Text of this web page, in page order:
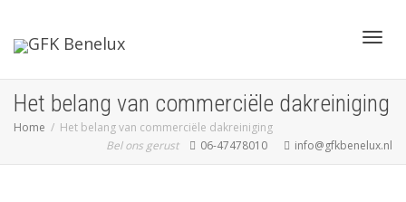
Het belang van commerciële dakreiniging
Home
Het belang van commerciële dakreiniging
Bel ons gerust
06-47478010 info@gfkbenelux.nl